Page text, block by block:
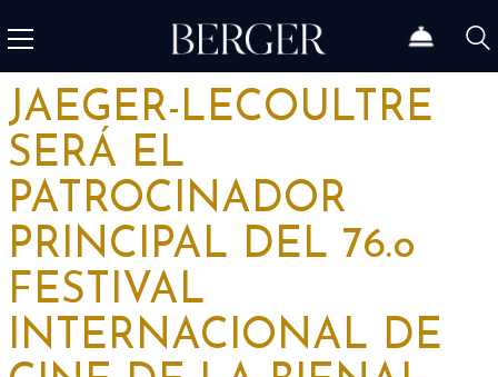
JAEGER-LECOULTRE
SERÁ EL
PATROCINADOR
PRINCIPAL DEL 76.o
FESTIVAL
INTERNACIONAL DE